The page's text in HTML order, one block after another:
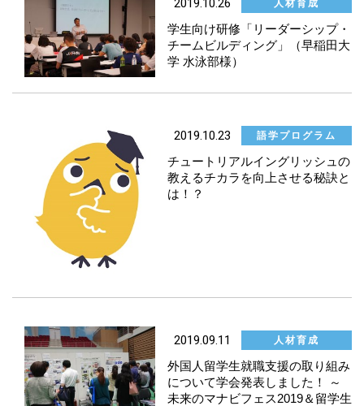
2019.10.26 人材育成
学生向け研修「リーダーシップ・
チームビルディング」（早稲田大
学 水泳部様）
2019.10.23 語学プログラム
チュートリアルイングリッシュの
教えるチカラを向上させる秘訣と
は！？
2019.09.11 人材育成
外国人留学生就職支援の取り組み
について学会発表しました！ ～
未来のマナビフェス2019＆留学生